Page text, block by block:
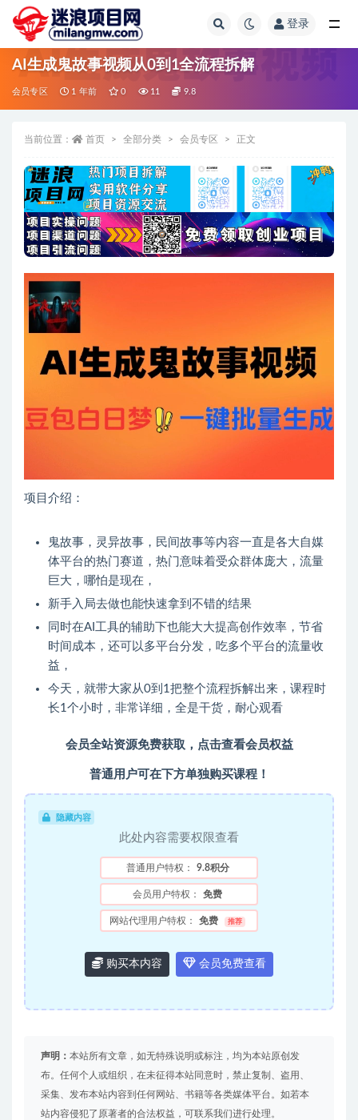
登录
AI生成鬼故事视频从0到1全流程拆解
会员专区 1 年前 0 11 9.8
当前位置： 首页 全部分类 会员专区 正文
项目介绍：
鬼故事，灵异故事，民间故事等内容一直是各大自媒
体平台的热门赛道，热门意味着受众群体庞大，流量
巨大，哪怕是现在，
新手入局去做也能快速拿到不错的结果
同时在AI工具的辅助下也能大大提高创作效率，节省
时间成本，还可以多平台分发，吃多个平台的流量收
益，
今天，就带大家从0到1把整个流程拆解出来，课程时
长1个小时，非常详细，全是干货，耐心观看
会员全站资源免费获取，点击查看会员权益
普通用户可在下方单独购买课程！
隐藏内容
此处内容需要权限查看
普通用户特权： 9.8积分
会员用户特权： 免费
网站代理用户特权： 免费 推荐
购买本内容 会员免费查看
声明： 本站所有文章，如无特殊说明或标注，均为本站原创发
布。任何个人或组织，在未征得本站同意时，禁止复制、盗用、
采集、发布本站内容到任何网站、书籍等各类媒体平台。如若本
站内容侵犯了原著者的合法权益，可联系我们进行处理。
全部